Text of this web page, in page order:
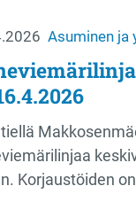
Asuminen ja
Korjaustöiden